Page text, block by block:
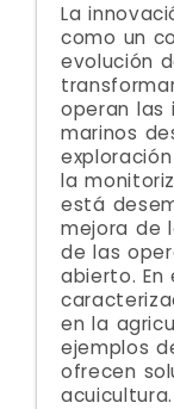
La
como un
evolución
operan las
marinos
la
está
mejora de
de las
abierto.
en la
ejemplos
ofrecen
acuicultura.